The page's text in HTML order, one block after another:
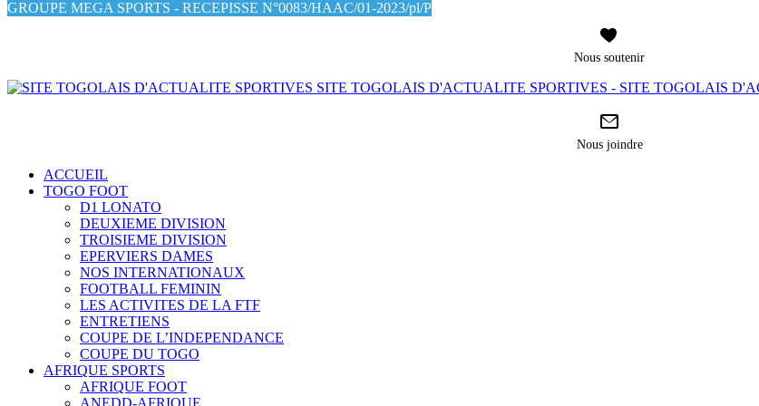
GROUPE MEGA SPORTS - RECEPISSE N°0083/HAAC/01-2023/pl/P
Nous soutenir
SITE TOGOLAIS D'ACTUALITE SPORTIVES - SITE TOGOLAIS
Nous joindre
ACCUEIL
TOGO FOOT
D1 LONATO
DEUXIEME DIVISION
TROISIEME DIVISION
EPERVIERS DAMES
NOS INTERNATIONAUX
FOOTBALL FEMININ
LES ACTIVITES DE LA FTF
ENTRETIENS
COUPE DE L’INDEPENDANCE
COUPE DU TOGO
AFRIQUE SPORTS
AFRIQUE FOOT
ANEDD-AFRIQUE